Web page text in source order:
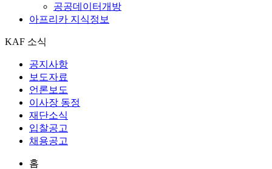
공공데이터개방
아프리카 지식정보
KAF 소식
공지사항
보도자료
언론보도
이사장 동정
재단소식
입찰공고
채용공고
홈